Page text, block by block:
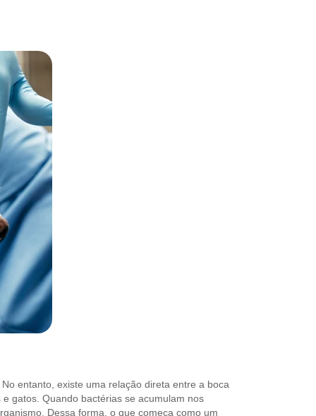
entanto, existe uma relação direta entre a boca
gatos. Quando bactérias se acumulam nos
Dessa forma, o que começa como um